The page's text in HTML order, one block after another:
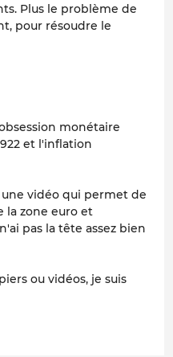
Plus le problème de
pour résoudre le
monétaire
et l'inflation
une vidéo qui permet de
la zone euro et
pas la tête assez bien
ou vidéos, je suis